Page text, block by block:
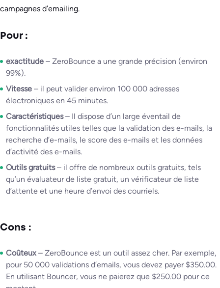
campagnes d’emailing.
Pour :
exactitude – ZeroBounce a une grande précision (environ
99%).
Vitesse – il peut valider environ 100 000 adresses
électroniques en 45 minutes.
Caractéristiques– Il dispose d’un large éventail de
fonctionnalités utiles telles que la validation des e-mails, la
recherche d’e-mails, le score des e-mails et les données
d’activité des e-mails.
Outils gratuits– il offre de nombreux outils gratuits, tels
qu’un évaluateur de liste gratuit, un vérificateur de liste
d’attente et une heure d’envoi des courriels.
Cons :
Coûteux – ZeroBounce est un outil assez cher. Par exemple,
pour 50 000 validations d’emails, vous devez payer $350.00.
En utilisant Bouncer, vous ne paierez que $250.00 pour ce